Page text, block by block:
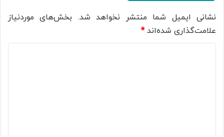
نشانی ایمیل شما منتشر نخواهد شد. بخش‌های موردنیاز
علامت‌گذاری شده‌اند*